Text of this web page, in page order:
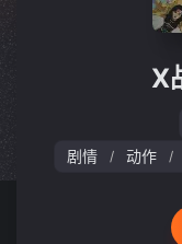
X
剧情
/ 动作 /